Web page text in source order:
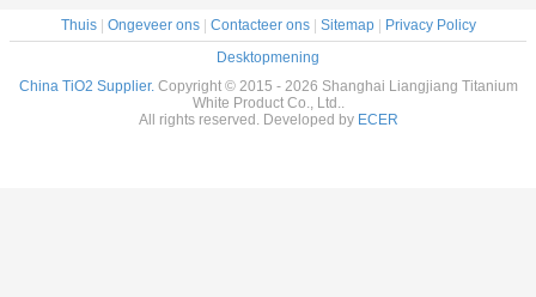
Thuis| Ongeveer ons| Contacteer ons| Sitemap|
Privacy Policy
Desktopmening
China TiO2 Supplier. Copyright © 2015 - 2026 Shanghai Liangjiang Titanium
White Product Co., Ltd..
All rights reserved. Developed by ECER